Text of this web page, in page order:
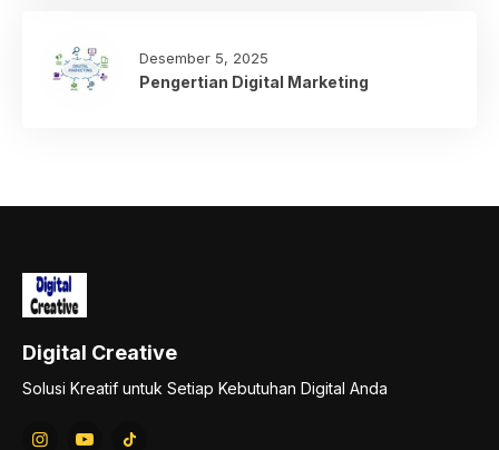
Desember 5, 2025
Pengertian Digital Marketing
Digital Creative
Solusi Kreatif untuk Setiap Kebutuhan Digital Anda